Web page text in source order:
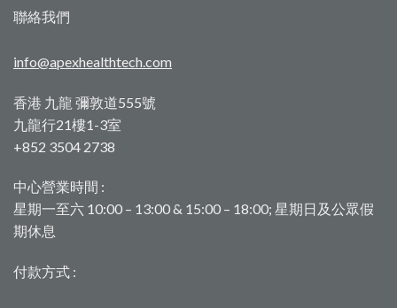
聯絡我們
info@apexhealthtech.com
香港 九龍 彌敦道555號
九龍行21樓1-3室
+852 3504 2738
中心營業時間 :
星期一至六 10:00 – 13:00 & 15:00 – 18:00; 星期日及公眾假
期休息
付款方式 :